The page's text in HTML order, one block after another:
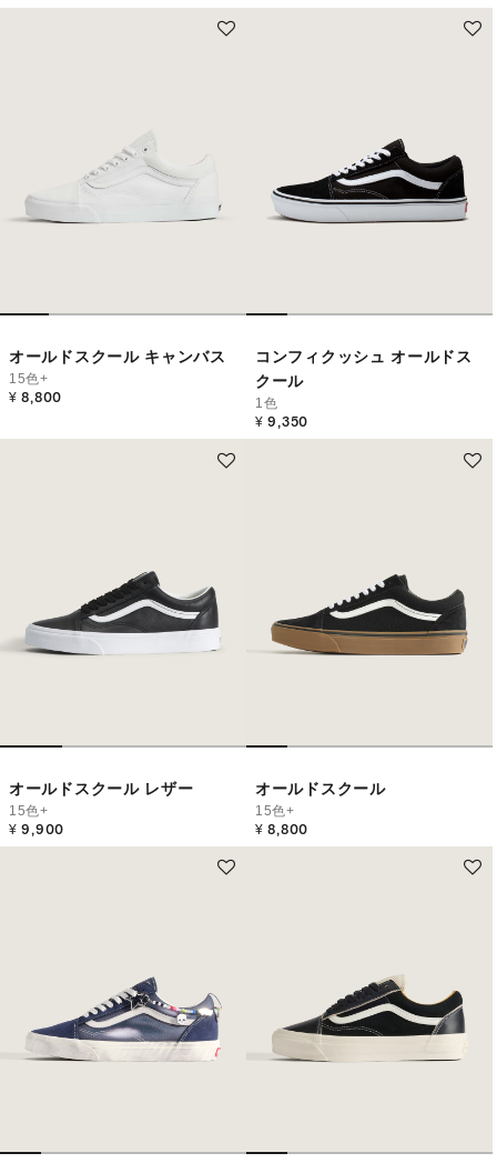
オールドスクール キャンバス
15色+
¥ 8,800
コンフィクッシュ オールドス
クール
1色
¥ 9,350
オールドスクール レザー
15色+
¥ 9,900
オールドスクール
15色+
¥ 8,800